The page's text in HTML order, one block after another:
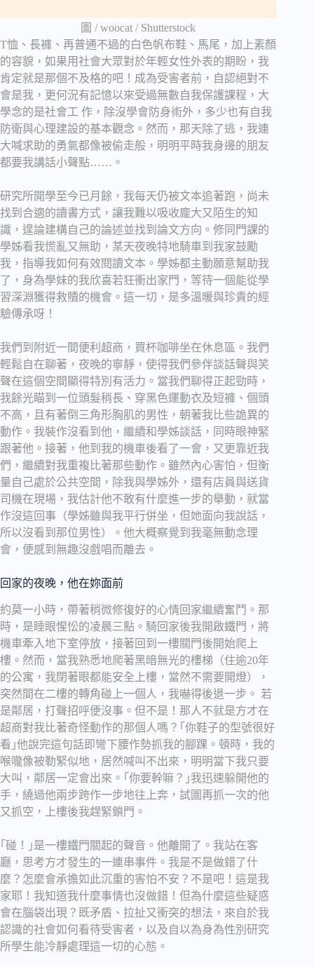
圖 / woocat / Shutterstock
T恤、長褲、再普通不過的白色帆布鞋、馬尾，加上素顏
的容貌，如果用社會大眾對於年輕女性外表的期盼，我
肯定就是那個不及格的吧！成為受害者前，自認絕對不
會是我，更何況有記憶以來受過無數自我保護課程，大
學念的是社會工 作，除沒學會防身術外，多少也有自我
防衛與心理建設的基本觀念。然而，那天除了逃，我連
大喊求助的勇氣都像被偷走般，明明平時我身邊的朋友
都要我講話小聲點……。
研究所開學至今已月餘，我每天仍被文本追著跑，尚未
找到合適的讀書方式，讓我難以吸收龐大又陌生的知
識，遑論建構自己的論述並找到論文方向。修同門課的
學姊看我慌亂又無助，某天夜晚特地騎車到我家鼓勵
我，指導我如何有效閱讀文本。學姊都主動願意幫助我
了，身為學妹的我欣喜若狂衝出家門，等待一個能從學
習深淵獲得救贖的機會。這一切，是多溫暖與珍貴的經
驗傳承呀！
我們到附近一間便利超商，買杯咖啡坐在休息區。我們
輕鬆自在聊著，夜晚的寧靜，使得我們參伴談話聲與笑
聲在這個空間顯得特別有活力。當我們聊得正起勁時，
我餘光瞄到一位頭髮稍長、穿黑色運動衣及短褲、個頭
不高，且有著倒三角形胸肌的男性，朝著我比些詭異的
動作。我裝作沒看到他，繼續和學姊談話，同時眼神緊
跟著他。接著，他到我的機車後看了一會，又更靠近我
們，繼續對我重複比著那些動作。雖然內心害怕，但衡
量自己處於公共空間，除我與學姊外，還有店員與送貨
司機在現場，我估計他不敢有什麼進一步的舉動，就當
作沒這回事（學姊雖與我平行併坐，但她面向我說話，
所以沒看到那位男性）。他大概察覺到我毫無動念理
會，便感到無趣沒戲唱而離去。
回家的夜晚，他在妳面前
約莫一小時，帶著稍微修復好的心情回家繼續奮鬥。那
時，是睡眼惺忪的凌晨三點。騎回家後我開啟鐵門，將
機車牽入地下室停放，接著回到一樓關門後開始爬上
樓。然而，當我熟悉地爬著黑暗無光的樓梯（住逾20年
的公寓，我閉著眼都能安全上樓，當然不需要開燈），
突然間在二樓的轉角碰上一個人，我嚇得後退一步。 若
是鄰居，打聲招呼便沒事。但不是！那人不就是方才在
超商對我比著奇怪動作的那個人嗎？｢你鞋子的型號很好
看｣他說完這句話即彎下腰作勢抓我的腳踝。頓時，我的
喉嚨像被勒緊似地，居然喊叫不出來，明明當下我只要
大叫，鄰居一定會出來。｢你要幹嘛？｣我迅速躲開他的
手，繞過他兩步跨作一步地往上奔，試圖再抓一次的他
又抓空，上樓後我趕緊鎖門。
｢碰！｣是一樓鐵門關起的聲音。他離開了。我站在客
廳，思考方才發生的一連串事件。我是不是做錯了什
麼？怎麼會承擔如此沉重的害怕不安？不是吧！這是我
家耶！我知道我什麼事情也沒做錯！但為什麼這些疑惑
會在腦袋出現？既矛盾、拉扯又衝突的想法，來自於我
認識的社會如何看待受害者，以及自以為身為性別研究
所學生能冷靜處理這一切的心態。